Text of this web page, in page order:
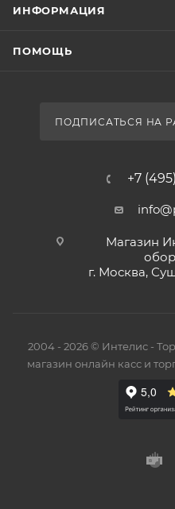
ИНФОРМАЦИЯ
ПОМОЩЬ
ПОДПИСАТЬСЯ НА
+7
Магазин
г. Москва,
2004 - 2026 © Интелис -
магазин онлайн касс и